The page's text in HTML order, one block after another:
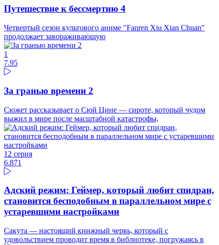
Путешествие к бессмертию 4
Четвертый сезон культового аниме "Fanren Xiu Xian Chuan"
продолжает завораживающую
1
7.95
За гранью времени 2
Сюжет рассказывает о Сюй Цине — сироте, который чудом
выжил в мире после масштабной катастрофы,
12 серия
6.871
Адский режим: Геймер, который любит спидран,
становится бесподобным в параллельном мире с
устаревшими настройками
Сакута — настоящий книжный червь, который с
удовольствием проводит время в библиотеке, погружаясь в